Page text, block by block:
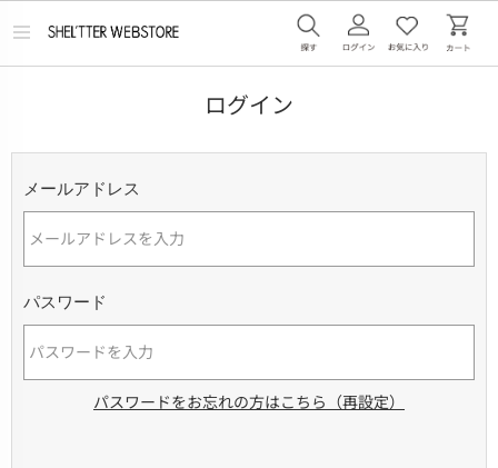
メ
ログイン
メールアドレス
パスワード
パスワードをお忘れの方はこちら（再設定）